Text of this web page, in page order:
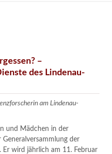
–
des Lindenau-
am Lindenau-
und Mädchen in der
der
Er wird jährlich am 11. Februar